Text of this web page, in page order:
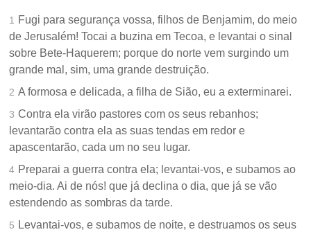
1
Fugi para segurança vossa, filhos de Benjamim, do meio
de Jerusalém! Tocai a buzina em Tecoa, e levantai o sinal
sobre Bete-Haquerem; porque do norte vem surgindo um
grande mal, sim, uma grande destruição.
2 A formosa e delicada, a filha de Sião, eu a exterminarei.
3 Contra ela virão pastores com os seus rebanhos;
levantarão contra ela as suas tendas em redor e
apascentarão, cada um no seu lugar.
4 Preparai a guerra contra ela; levantai-vos, e subamos ao
meio-dia. Ai de nós! que já declina o dia, que já se vão
estendendo as sombras da tarde.
5 Levantai-vos, e subamos de noite, e destruamos os seus